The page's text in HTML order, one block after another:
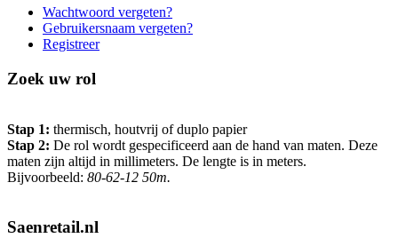
Wachtwoord vergeten?
Gebruikersnaam vergeten?
Registreer
Zoek uw rol
Stap 1: thermisch, houtvrij of duplo papier
Stap 2: De rol wordt gespecificeerd aan de hand van maten. Deze
maten zijn altijd in millimeters. De lengte is in meters.
Bijvoorbeeld: 80-62-12 50m.
Saenretail.nl